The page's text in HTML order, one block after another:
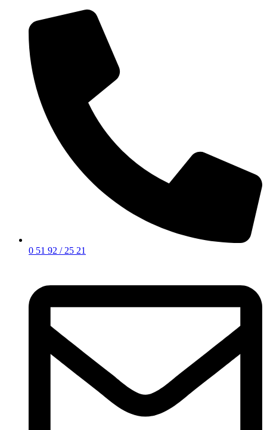
0 51 92 / 25 21